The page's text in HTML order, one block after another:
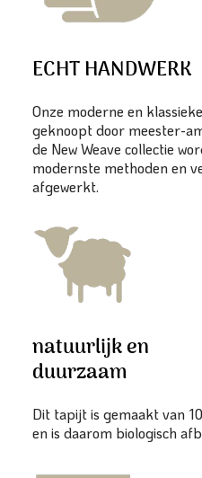
ECHT HANDWERK
Onze moderne en
geknoopt door meester-
de New Weave collectie
modernste methoden en
afgewerkt.
natuurlijk en
duurzaam
Dit tapijt is gemaakt van
en is daarom biologisch